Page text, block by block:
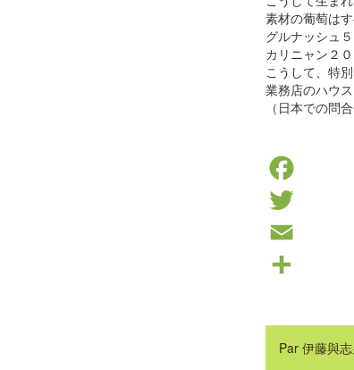
素材の葡萄は
グルナッシュ
カリニャン２
こうして、特
業務店のハウ
（日本での問
Facebook
Twitter
Email
Par 伊藤與志